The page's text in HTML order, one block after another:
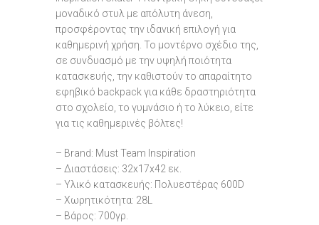
μοναδικό στυλ με απόλυτη άνεση,
προσφέροντας την ιδανική επιλογή για
καθημερινή χρήση. Το μοντέρνο σχέδιο της,
σε συνδυασμό με την υψηλή ποιότητα
κατασκευής, την καθιστούν το απαραίτητο
εφηβικό backpack για κάθε δραστηριότητα
στο σχολείο, το γυμνάσιο ή το λύκειο, είτε
για τις καθημερινές βόλτες!
– Brand: Must Team Inspiration
– Διαστάσεις: 32x17x42 εκ.
– Υλικό κατασκευής: Πολυεστέρας 600D
– Χωρητικότητα: 28L
– Βάρος: 700γρ.